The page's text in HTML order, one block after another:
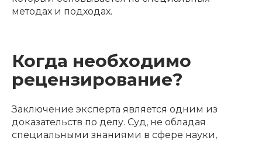
методах и подходах.
Когда необходимо
рецензирование?
Заключение эксперта является одним из
доказательств по делу. Суд, не обладая
специальными знаниями в сфере науки,